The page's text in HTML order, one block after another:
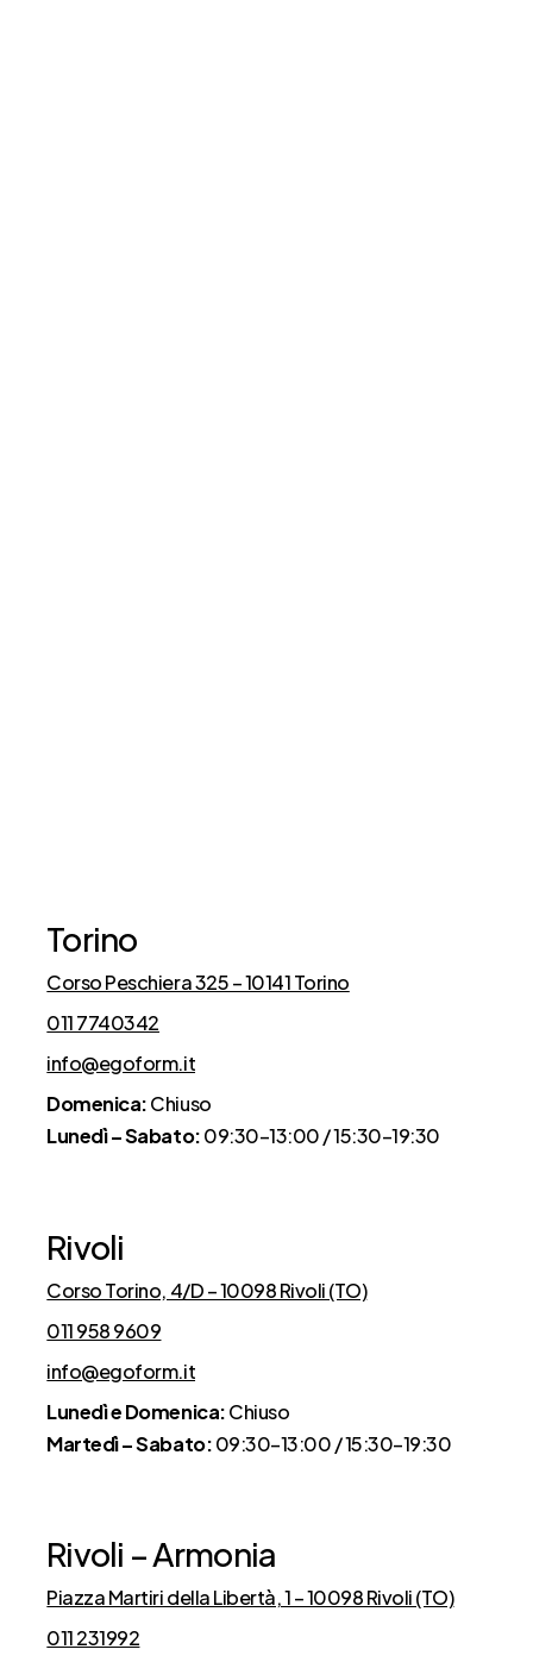
Torino
Corso Peschiera 325 – 10141 Torino
011 7740342
info@egoform.it
Domenica:Chiuso
Lunedì – Sabato:09:30–13:00 / 15:30–19:30
Rivoli
Corso Torino, 4/D – 10098 Rivoli (TO)
011 958 9609
info@egoform.it
Lunedì e Domenica:Chiuso
Martedì – Sabato:09:30–13:00 / 15:30–19:30
Rivoli – Armonia
Piazza Martiri della Libertà, 1 – 10098 Rivoli (TO)
011 231992